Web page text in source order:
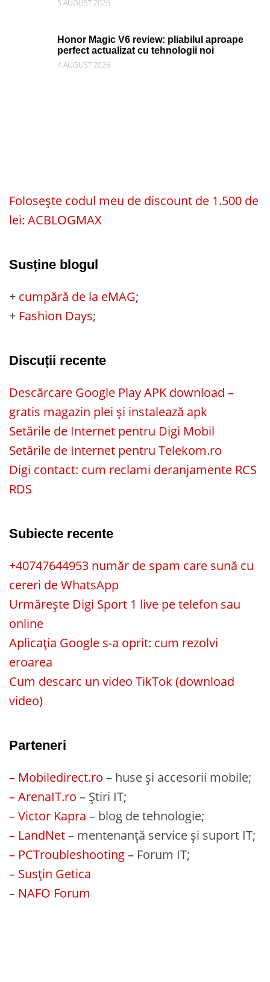
5 AUGUST 2026
Honor Magic V6 review: pliabilul aproape
perfect actualizat cu tehnologii noi
4 AUGUST 2026
Folosește codul meu de discount de 1.500 de
lei: ACBLOGMAX
Susține blogul
+ cumpără de la eMAG;
+ Fashion Days;
Discuții recente
Descărcare Google Play APK download –
gratis magazin plei și instalează apk
Setările de Internet pentru Digi Mobil
Setările de Internet pentru Telekom.ro
Digi contact: cum reclami deranjamente RCS
RDS
Subiecte recente
+40747644953 număr de spam care sună cu
cereri de WhatsApp
Urmărește Digi Sport 1 live pe telefon sau
online
Aplicația Google s-a oprit: cum rezolvi
eroarea
Cum descarc un video TikTok (download
video)
Parteneri
– Mobiledirect.ro – huse și accesorii mobile;
– ArenaIT.ro – Știri IT;
– Victor Kapra – blog de tehnologie;
– LandNet– mentenanță service și suport IT;
– PCTroubleshooting– Forum IT;
– Susțin Getica
– NAFO Forum